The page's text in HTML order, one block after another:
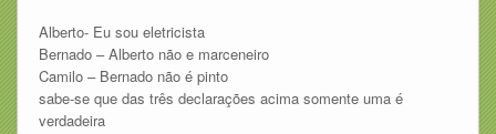
Alberto- Eu sou eletricista
Bernado – Alberto não e marceneiro
Camilo – Bernado não é pinto
sabe-se que das três declarações acima somente uma é
verdadeira